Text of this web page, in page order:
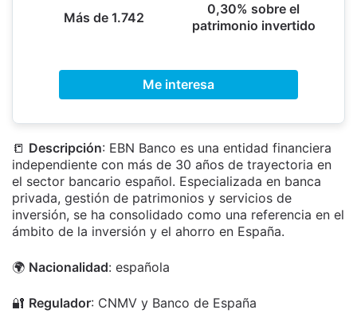
Más de 1.742
0,30% sobre el
patrimonio invertido
Me interesa
📒 Descripción: EBN Banco es una entidad financiera
independiente con más de 30 años de trayectoria en
el sector bancario español. Especializada en banca
privada, gestión de patrimonios y servicios de
inversión, se ha consolidado como una referencia en el
ámbito de la inversión y el ahorro en España.
🌍 Nacionalidad: española
🔐 Regulador: CNMV y Banco de España